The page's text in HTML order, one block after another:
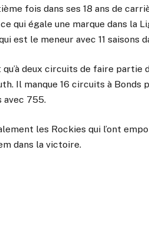
fois dans ses 18 ans de
qui égale une marque dans la
est le meneur avec 11 saisons
qu’à deux circuits de faire
Il manque 16 circuits à Bonds
avec 755.
les Rockies qui l’ont
dans la victoire.